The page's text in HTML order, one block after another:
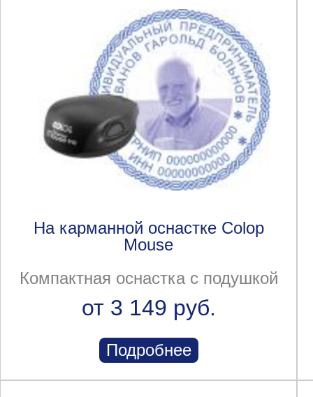
На карманной оснастке Colop
Mouse
Компактная оснастка с подушкой
от 3 149 руб.
Подробнее